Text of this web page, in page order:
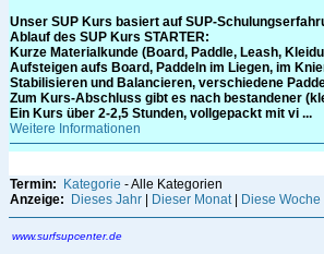
Unser SUP Kurs basiert auf SUP-
Ablauf des SUP Kurs STARTER:
Kurze Materialkunde (Board, Paddle, Leash,
Aufsteigen aufs Board, Paddeln im Liegen, im
Stabilisieren und Balancieren, verschiedene
Zum Kurs-Abschluss gibt es nach bestandener
Ein Kurs über 2-2,5 Stunden, vollgepackt mit vi ...
Weitere Informationen
Termin:
Kategorie - Alle Kategorien
Anzeige:
Dieses Jahr Dieser Monat| Diese Woche
www.surfsupcenter.de